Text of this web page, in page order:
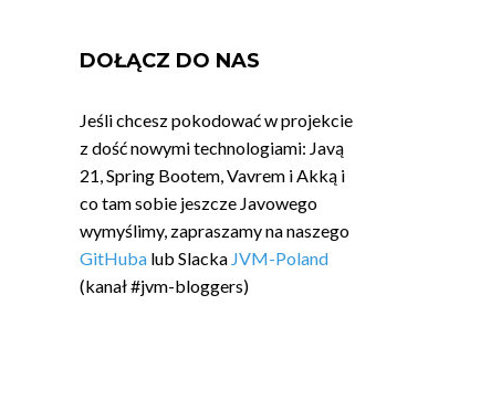
DOŁĄCZ DO NAS
Jeśli chcesz pokodować w projekcie
z dość nowymi technologiami: Javą
21, Spring Bootem, Vavrem i Akką i
co tam sobie jeszcze Javowego
wymyślimy, zapraszamy na naszego
GitHuba lub Slacka JVM-Poland
(kanał #jvm-bloggers)